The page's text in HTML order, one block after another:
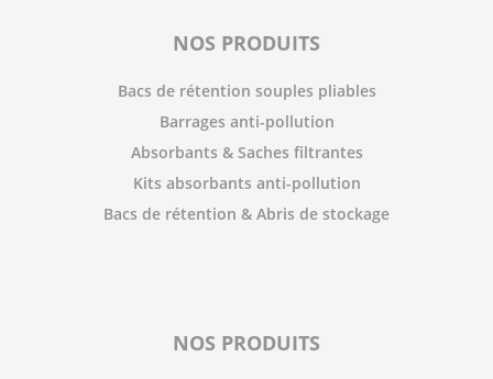
NOS PRODUITS
Bacs de rétention souples pliables
Barrages anti-pollution
Absorbants & Saches filtrantes
Kits absorbants anti-pollution
Bacs de rétention & Abris de stockage
NOS PRODUITS